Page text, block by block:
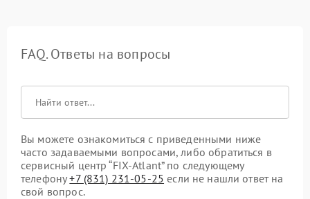
FAQ. Ответы на вопросы
Вы можете ознакомиться с приведенными ниже
часто задаваемыми вопросами, либо обратиться в
сервисный центр “FIX-Atlant” по следующему
телефону+7 (831) 231-05-25 если не нашли ответ на
свой вопрос.